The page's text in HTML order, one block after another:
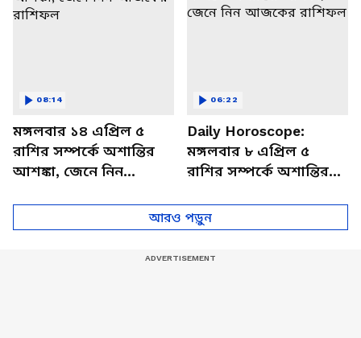
মঙ্গলবার ১৪ এপ্রিল ৫
রাশির সম্পর্কে অশান্তির
আশঙ্কা, জেনে নিন
08:14
Daily Horoscope:
মঙ্গলবার ৮ এপ্রিল ৫
রাশির সম্পর্কে অশান্তির
আজকের রাশিফল
06:22
আরও পড়ুন